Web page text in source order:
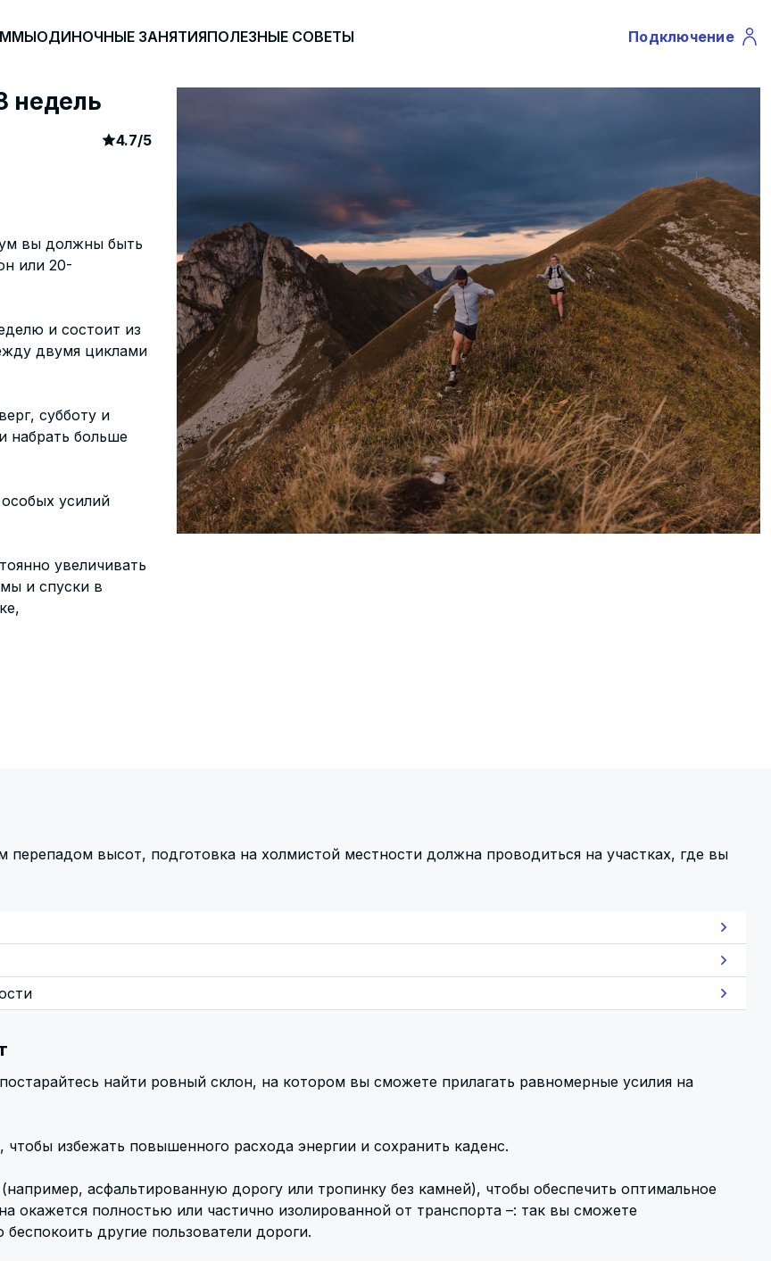
ОДИНОЧНЫЕ ЗАНЯТИЯПОЛЕЗНЫЕ СОВЕТЫ Profile
Подключение
недель
article rating
4.7/5153
вы должны быть
или 20-
и состоит из
двумя циклами
субботу и
набрать больше
усилий
увеличивать
и спуски в
высот, подготовка на холмистой местности должна проводиться на участках, где вы
найти ровный склон, на котором вы сможете прилагать равномерные усилия на
избежать повышенного расхода энергии и сохранить каденс.
асфальтированную дорогу или тропинку без камней), чтобы обеспечить оптимальное
окажется полностью или частично изолированной от транспорта­­ –: так вы сможете
другие пользователи дороги.